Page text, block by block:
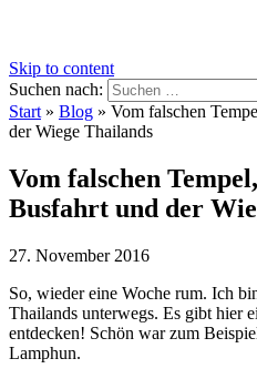
Skip to content
Suchen nach:
Start » Blog » Vom falschen
der Wiege Thailands
Vom falschen
Busfahrt und der
27. November 2016
So, wieder eine Woche rum. Ich
Thailands unterwegs. Es gibt hier
entdecken! Schön war zum
Lamphun.